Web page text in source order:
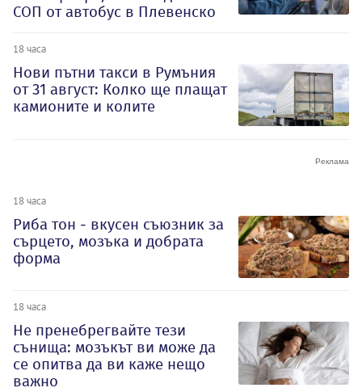
СОП от автобус в Плевенско
18 часа
Нови пътни такси в Румъния
от 31 август: Колко ще плащат
камионите и колите
18 часа
Риба тон - вкусен съюзник за
сърцето, мозъка и добрата
форма
18 часа
Не пренебрегвайте тези
сънища: мозъкът ви може да
се опитва да ви каже нещо
важно